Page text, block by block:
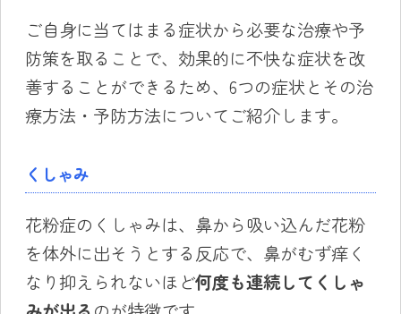
ご自身に当てはまる症状から必要な治療や予
防策を取ることで、効果的に不快な症状を改
善することができるため、6つの症状とその治
療方法・予防方法についてご紹介します。
くしゃみ
花粉症のくしゃみは、鼻から吸い込んだ花粉
を体外に出そうとする反応で、鼻がむず痒く
なり抑えられないほど何度も連続してくしゃ